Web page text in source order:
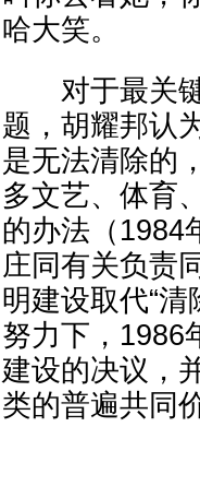
哈大笑。
对于最关键
题，胡耀邦认
是无法清除的
多文艺、体育
的办法（1984
庄同有关负责
明建设取代“
努力下，1986
建设的决议，
类的普遍共同